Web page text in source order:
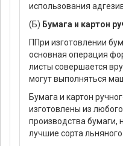
использования
(Б) Бумага и картон
ППри изготовлении
основная операция
листы совершается
могут выполняться
Бумага и картон
изготовлены из
производства бумаги,
лучшие сорта